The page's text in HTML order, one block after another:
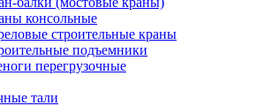
консольные
строительные краны
подъемники
перегрузочные
тали